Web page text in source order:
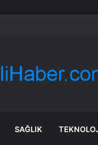
ile üç kent arasında
SAĞLIK